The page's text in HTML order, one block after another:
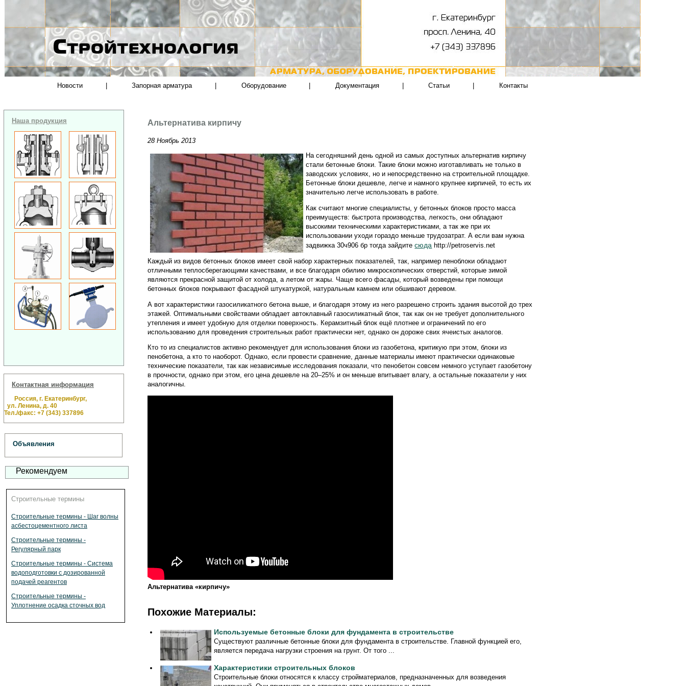
Новости Запорная арматура Оборудование Документация Статьи Контакты
Наша продукция
Контактная информация
Россия, г. Екатеринбург,
ул. Ленина, д. 40
Тел./факс: +7 (343) 337896
Объявления
Рекомендуем
Строительные термины
Строительные термины - Шаг волны
асбестоцементного листа
Строительные термины -
Регулярный парк
Строительные термины - Система
водоподготовки с дозированной
подачей реагентов
Строительные термины -
Уплотнение осадка сточных вод
Альтернатива кирпичу
28 Ноябрь 2013
На сегодняшний день одной из самых доступных альтернатив кирпичу
стали бетонные блоки. Такие блоки можно изготавливать не только в
заводских условиях, но и непосредственно на строительной площадке.
Бетонные блоки дешевле, легче и намного крупнее кирпичей, то есть их
значительно легче использовать в работе.
Как считают многие специалисты, у бетонных блоков просто масса
преимуществ: быстрота производства, легкость, они обладают
высокими техническими характеристиками, а так же при их
использовании уходи гораздо меньше трудозатрат. А если вам нужна
задвижка 30ч906 бр тогда зайдитесюда http://petroservis.net
Каждый из видов бетонных блоков имеет свой набор характерных показателей, так, например пеноблоки обладают
отличными теплосберегающими качествами, и все благодаря обилию микроскопических отверстий, которые зимой
являются прекрасной защитой от холода, а летом от жары. Чаще всего фасады, который возведены при помощи
бетонных блоков покрывают фасадной штукатуркой, натуральным камнем или обшивают деревом.
А вот характеристики газосиликатного бетона выше, и благодаря этому из него разрешено строить здания высотой до трех
этажей. Оптимальными свойствами обладает автоклавный газосиликатный блок, так как он не требует дополнительного
утепления и имеет удобную для отделки поверхность. Керамзитный блок ещё плотнее и ограничений по его
использованию для проведения строительных работ практически нет, однако он дороже свих ячеистых аналогов.
Кто то из специалистов активно рекомендует для использования блоки из газобетона, критикую при этом, блоки из
пенобетона, а кто то наоборот. Однако, если провести сравнение, данные материалы имеют практически одинаковые
технические показатели, так как независимые исследования показали, что пенобетон совсем немного уступает газобетону
в прочности, однако при этом, его цена дешевле на 20–25% и он меньше впитывает влагу, а остальные показатели у них
аналогичны.
Альтернатива «кирпичу»
Похожие Материалы:
Используемые бетонные блоки для фундамента в строительстве
Существуют различные бетонные блоки для фундамента в строительстве. Главной функцией его,
является передача нагрузки строения на грунт. От того ...
Характеристики строительных блоков
Строительные блоки относятся к классу стройматериалов, предназначенных для возведения